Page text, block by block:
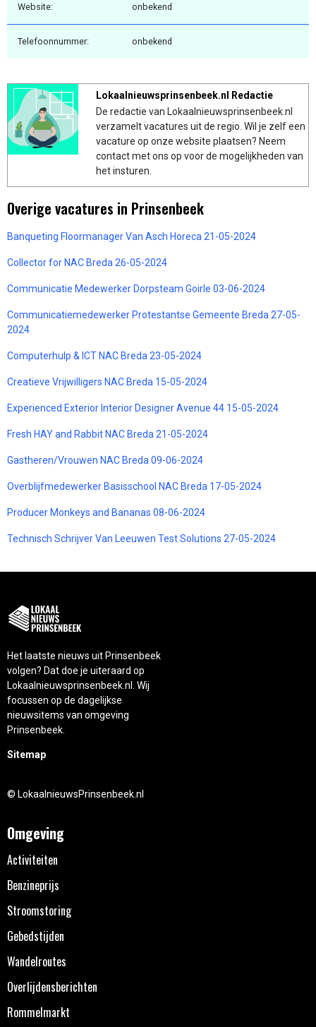
Website: onbekend
Telefoonnummer: onbekend
Lokaalnieuwsprinsenbeek.nl Redactie
De redactie van Lokaalnieuwsprinsenbeek.nl
verzamelt vacatures uit de regio. Wil je zelf een
vacature op onze website plaatsen? Neem
contact met ons op voor de mogelijkheden van
het insturen.
Overige vacatures in Prinsenbeek
Banqueting Floormanager Van Asch Horeca 21-05-2024
Collector for NAC Breda 26-05-2024
Communicatie Medewerker Dorpsteam Goirle 03-06-2024
Communicatiemedewerker Protestantse Gemeente Breda 27-05-
2024
Computerhulp & ICT NAC Breda 23-05-2024
Creatieve Vrijwilligers NAC Breda 15-05-2024
Experienced Exterior Interior Designer Avenue 44 15-05-2024
Fresh HAY and Rabbit NAC Breda 21-05-2024
Gastheren/Vrouwen NAC Breda 09-06-2024
Overblijfmedewerker Basisschool NAC Breda 17-05-2024
Producer Monkeys and Bananas 08-06-2024
Technisch Schrijver Van Leeuwen Test Solutions 27-05-2024
Het laatste nieuws uit Prinsenbeek
volgen? Dat doe je uiteraard op
Lokaalnieuwsprinsenbeek.nl. Wij
focussen op de dagelijkse
nieuwsitems van omgeving
Prinsenbeek.
Sitemap
© LokaalnieuwsPrinsenbeek.nl
Omgeving
Activiteiten
Benzineprijs
Stroomstoring
Gebedstijden
Wandelroutes
Overlijdensberichten
Rommelmarkt